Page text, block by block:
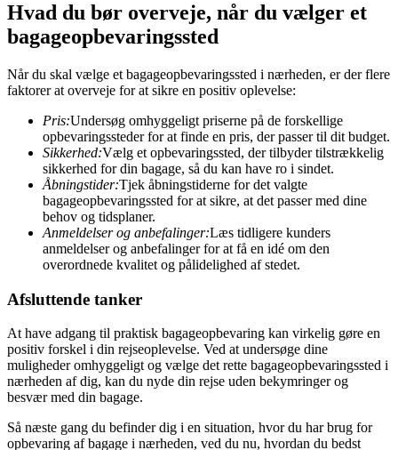
Hvad du bør overveje, når du vælger et
bagageopbevaringssted
Når du skal vælge et bagageopbevaringssted i nærheden, er der flere
faktorer at overveje for at sikre en positiv oplevelse:
Pris:Undersøg omhyggeligt priserne på de forskellige
opbevaringssteder for at finde en pris, der passer til dit budget.
Sikkerhed:Vælg et opbevaringssted, der tilbyder tilstrækkelig
sikkerhed for din bagage, så du kan have ro i sindet.
Åbningstider:Tjek åbningstiderne for det valgte
bagageopbevaringssted for at sikre, at det passer med dine
behov og tidsplaner.
Anmeldelser og anbefalinger:Læs tidligere kunders
anmeldelser og anbefalinger for at få en idé om den
overordnede kvalitet og pålidelighed af stedet.
Afsluttende tanker
At have adgang til praktisk bagageopbevaring kan virkelig gøre en
positiv forskel i din rejseoplevelse. Ved at undersøge dine
muligheder omhyggeligt og vælge det rette bagageopbevaringssted i
nærheden af dig, kan du nyde din rejse uden bekymringer og
besvær med din bagage.
Så næste gang du befinder dig i en situation, hvor du har brug for
opbevaring af bagage i nærheden, ved du nu, hvordan du bedst